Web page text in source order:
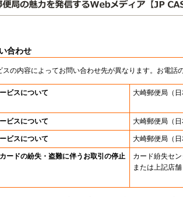
合わせ
の内容によってお問い合わせ先が異なります。お電話
ビスについて 大崎郵便局 （
ビスについて 大崎郵便局 （
ビスについて 大崎郵便局 （
ードの紛失・盗難に伴うお取引の停止
カード紛失セ
または上記店舗